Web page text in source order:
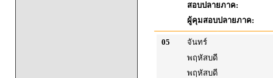
สอบปลายภาค:
ผู้คุมสอบปลายภาค:
05
จันทร์
พฤหัสบดี
พฤหัสบดี